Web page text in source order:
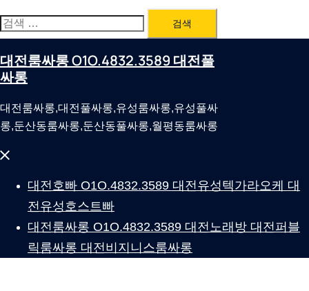
검
색:
대전룸싸롱 O1O.4832.3589 대전풀
싸롱
대전룸싸롱,대전풀싸롱,유성룸싸롱,유성풀싸
롱,둔산동룸싸롱,둔산동풀싸롱,월평동룸싸롱
Close
대전호빠 O1O.4832.3589 대전유성텍가라오케 대
전유성호스트빠
대전룸싸롱 O1O.4832.3589 대전노래방 대전퍼블
릭룸싸롱 대전비지니스룸싸롱